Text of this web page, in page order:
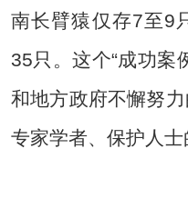
南长臂猿仅存7至9
35只。这个“成功案
和地方政府不懈努
专家学者、保护人士